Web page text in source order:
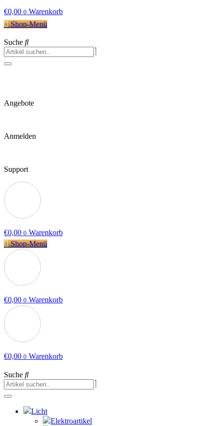
€0,00 0 Warenkorb
Shop-Menü
Suche
Angebote
Anmelden
Support
€0,00 0 Warenkorb
Shop-Menü
€0,00 0 Warenkorb
€0,00 0 Warenkorb
Suche
Licht
Elektroartikel